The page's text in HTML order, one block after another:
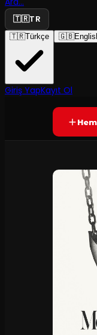
🇹🇷TR
🇹🇷Türkçe 🇬🇧
Giriş YapKayıt OlYAKINDA